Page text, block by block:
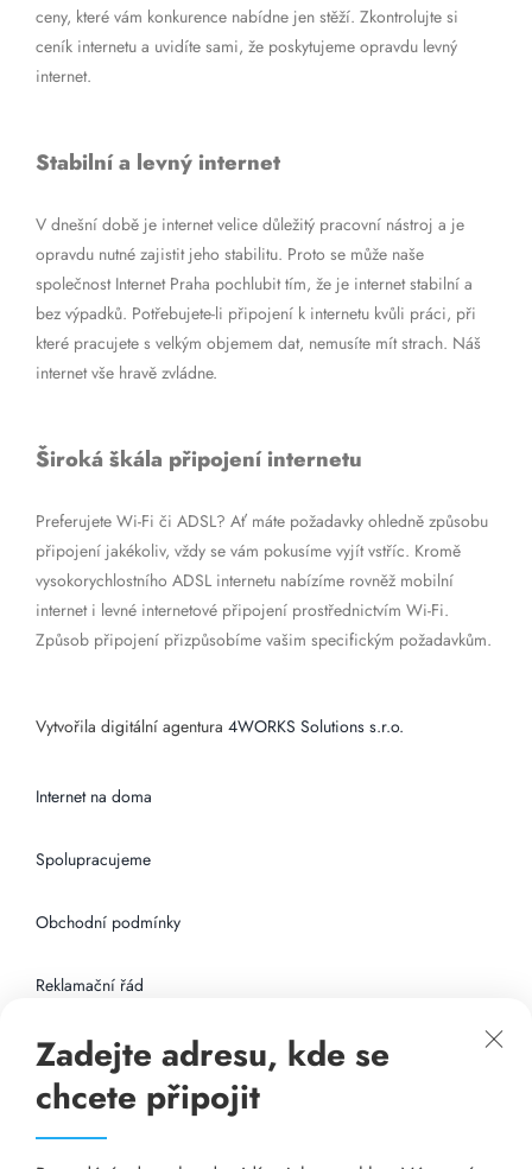
ceny, které vám konkurence nabídne jen stěží. Zkontrolujte si
ceník internetu a uvidíte sami, že poskytujeme opravdu levný
internet.
Stabilní a levný internet
V dnešní době je internet velice důležitý pracovní nástroj a je
opravdu nutné zajistit jeho stabilitu. Proto se může naše
společnost Internet Praha pochlubit tím, že je internet stabilní a
bez výpadků. Potřebujete-li připojení k internetu kvůli práci, při
které pracujete s velkým objemem dat, nemusíte mít strach. Náš
internet vše hravě zvládne.
Široká škála připojení internetu
Preferujete Wi-Fi či ADSL? Ať máte požadavky ohledně způsobu
připojení jakékoliv, vždy se vám pokusíme vyjít vstříc. Kromě
vysokorychlostního ADSL internetu nabízíme rovněž mobilní
internet i levné internetové připojení prostřednictvím Wi-Fi.
Způsob připojení přizpůsobíme vašim specifickým požadavkům.
Vytvořila digitální agentura 4WORKS Solutions s.r.o.
Internet na doma
Spolupracujeme
Obchodní podmínky
Reklamační řád
Připojení k internetu
Odkazy
Zadejte adresu, kde se
chcete připojit